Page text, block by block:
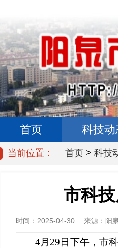
首页 科技动
当前位置： 首页 > 科技
市科
时间：2025-04-30 来源： 阳
4月29日下午，市